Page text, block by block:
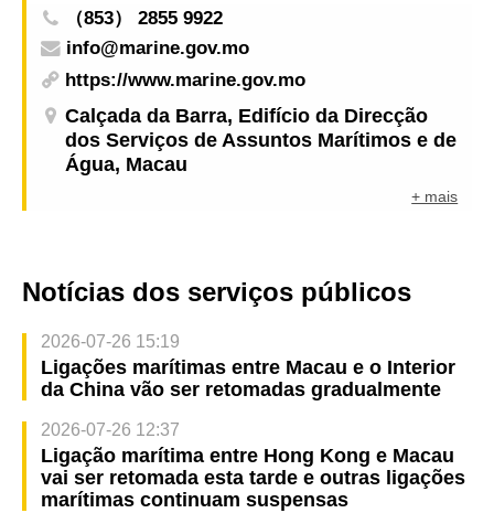
（853） 2855 9922
info@marine.gov.mo
https://www.marine.gov.mo
Calçada da Barra, Edifício da Direcção
dos Serviços de Assuntos Marítimos e de
Água, Macau
+ mais
Notícias dos serviços públicos
2026-07-26 15:19
Ligações marítimas entre Macau e o Interior
da China vão ser retomadas gradualmente
2026-07-26 12:37
Ligação marítima entre Hong Kong e Macau
vai ser retomada esta tarde e outras ligações
marítimas continuam suspensas